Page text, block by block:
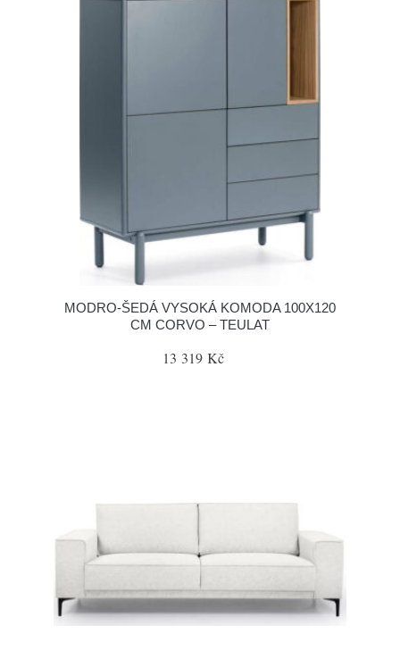
MODRO-ŠEDÁ VYSOKÁ KOMODA 100X120
CM CORVO – TEULAT
13 319 Kč